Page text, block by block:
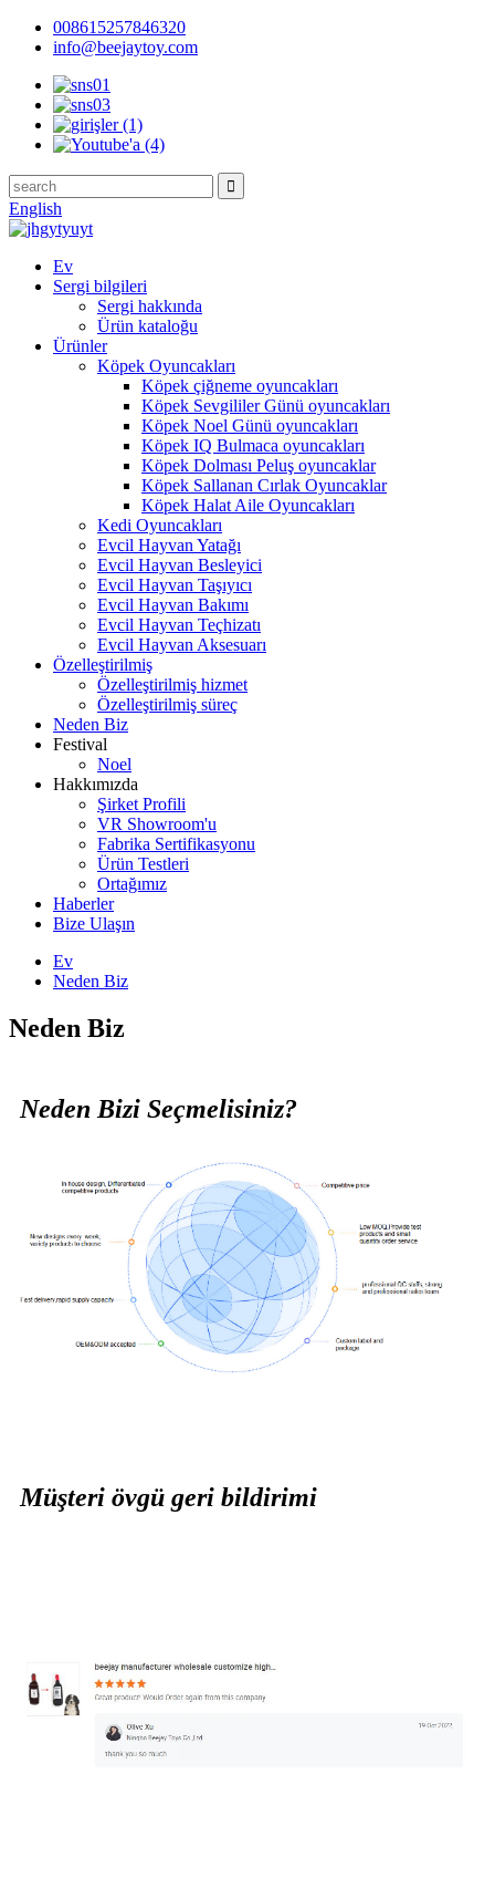
008615257846320
info@beejaytoy.com
English
Ev
Sergi bilgileri
Sergi hakkında
Ürün kataloğu
Ürünler
Köpek Oyuncakları
Köpek çiğneme oyuncakları
Köpek Sevgililer Günü oyuncakları
Köpek Noel Günü oyuncakları
Köpek IQ Bulmaca oyuncakları
Köpek Dolması Peluş oyuncaklar
Köpek Sallanan Cırlak Oyuncaklar
Köpek Halat Aile Oyuncakları
Kedi Oyuncakları
Evcil Hayvan Yatağı
Evcil Hayvan Besleyici
Evcil Hayvan Taşıyıcı
Evcil Hayvan Bakımı
Evcil Hayvan Teçhizatı
Evcil Hayvan Aksesuarı
Özelleştirilmiş
Özelleştirilmiş hizmet
Özelleştirilmiş süreç
Neden Biz
Festival
Noel
Hakkımızda
Şirket Profili
VR Showroom'u
Fabrika Sertifikasyonu
Ürün Testleri
Ortağımız
Haberler
Bize Ulaşın
Ev
Neden Biz
Neden Biz
Neden Bizi Seçmelisiniz?
Müşteri övgü geri bildirimi